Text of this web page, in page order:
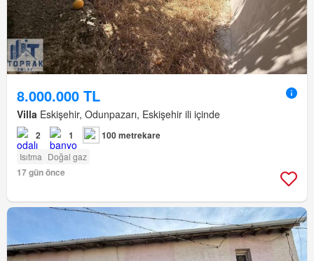
8.000.000 TL
Villa Eskişehir, Odunpazarı, Eskişehir ili içinde
2 1 100 metrekare
Isıtma Doğal gaz
17 gün önce